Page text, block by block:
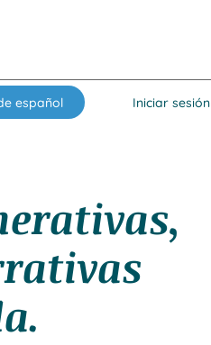
español Iniciar sesión